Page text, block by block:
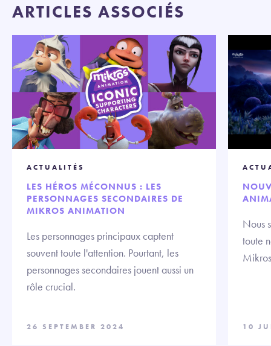
ARTICLES ASSOCIÉS
ACTUALITÉS
LES HÉROS MÉCONNUS : LES
PERSONNAGES SECONDAIRES DE
MIKROS ANIMATION
Les personnages principaux captent
souvent toute l'attention. Pourtant, les
personnages secondaires jouent aussi un
rôle crucial.
26 SEPTEMBER 2024
Nous
toute
10